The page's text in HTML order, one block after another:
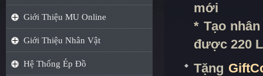
Giới Thiệu MU Online
Giới Thiệu Nhân Vật
Hệ Thống Ép Đồ
mới
* Tạo
được 220
Tặng